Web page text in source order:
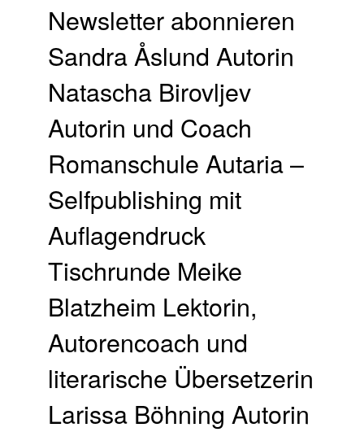
Newsletter abonnieren
Sandra Åslund Autorin
Natascha Birovljev
Autorin und Coach
Romanschule Autaria –
Selfpublishing mit
Auflagendruck
Tischrunde Meike
Blatzheim Lektorin,
Autorencoach und
literarische Übersetzerin
Larissa Böhning Autorin